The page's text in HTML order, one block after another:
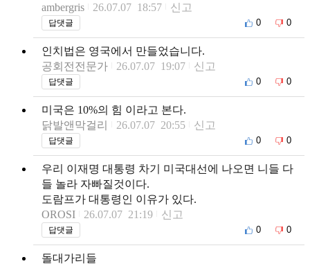
ambergris
26.07.07 18:57 신고
답댓글 0 0
인치법은 영국에서 만들었습니다.
공회전전문가
26.07.07 19:07 신고
답댓글 0 0
미국은 10%의 힘 이라고 본다.
닭발앤막걸리
26.07.07 20:55 신고
답댓글 0 0
우리 이재명 대통령 차기 미국대선에 나오면 니들 다
들 놀라 자빠질것이다.
도람프가 대통령인 이유가 있다.
OROSI
26.07.07 21:19 신고
답댓글 0 0
돌대가리들